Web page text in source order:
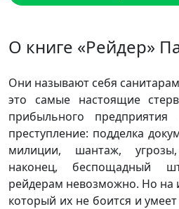
О книге «Рейдер»
Они называют себя
это самые настоящие
прибыльного
преступление: подделка
милиции, шантаж,
наконец, беспощадный
рейдерам невозможно. Но на
который их не боится и